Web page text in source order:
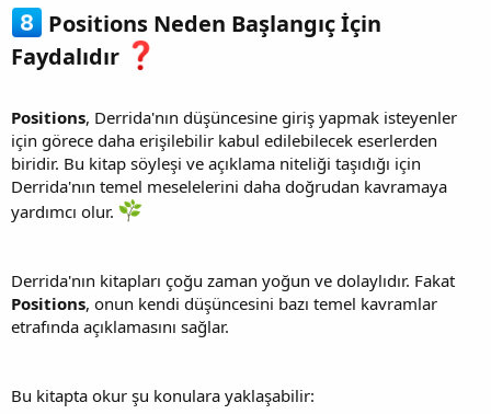
Positions Neden Başlangıç İçin
Faydalıdır
Positions, Derrida'nın düşüncesine giriş yapmak isteyenler
için görece daha erişilebilir kabul edilebilecek eserlerden
biridir. Bu kitap söyleşi ve açıklama niteliği taşıdığı için
Derrida'nın temel meselelerini daha doğrudan kavramaya
yardımcı olur.
Derrida'nın kitapları çoğu zaman yoğun ve dolaylıdır. Fakat
Positions, onun kendi düşüncesini bazı temel kavramlar
etrafında açıklamasını sağlar.
Bu kitapta okur şu konulara yaklaşabilir: